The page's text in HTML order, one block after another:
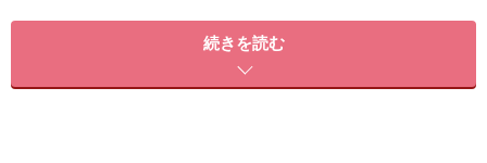
続きを読む